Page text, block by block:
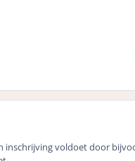
voldoet door